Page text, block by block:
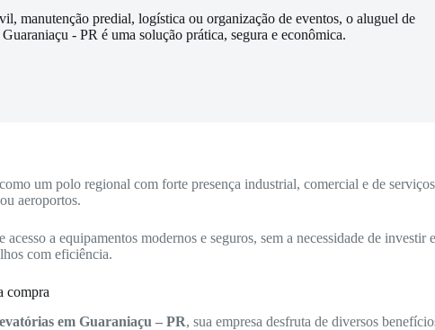
manutenção predial, logística ou organização de eventos, o aluguel de
- PR é uma solução prática, segura e econômica.
um polo regional com forte presença industrial, comercial e de
aeroportos.
a equipamentos modernos e seguros, sem a necessidade de
com eficiência.
compra
em Guaraniaçu – PR, sua empresa desfruta de diversos